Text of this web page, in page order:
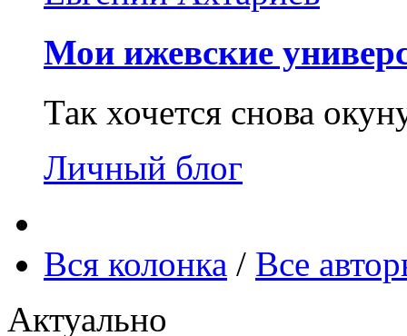
Мои ижевские
Так хочется снова
Личный блог
Вся колонка / Все
Актуально